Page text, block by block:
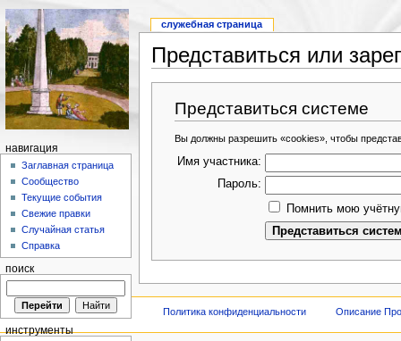
Представиться или
Представиться системе
Вы должны разрешить «cookies», чтобы
Имя участника:
Пароль:
Помнить мою
служебная страница
навигация
Заглавная страница
Сообщество
Текущие события
Свежие правки
Случайная статья
Справка
поиск
инструменты
Политика конфиденциальности Описание